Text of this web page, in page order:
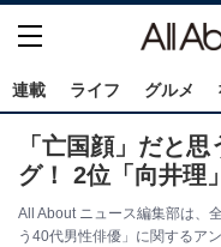
連載 ライフ グルメ
「亡国顔」だと
グ！ 2位「向井理
All About ニュース編集部は、
う40代男性俳優」に関するア